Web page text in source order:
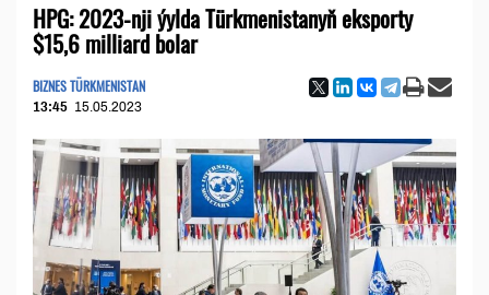
HPG: 2023-nji ýylda Türkmenistanyň eksporty
$15,6 milliard bolar
BIZNES TÜRKMENISTAN
13:45 15.05.2023